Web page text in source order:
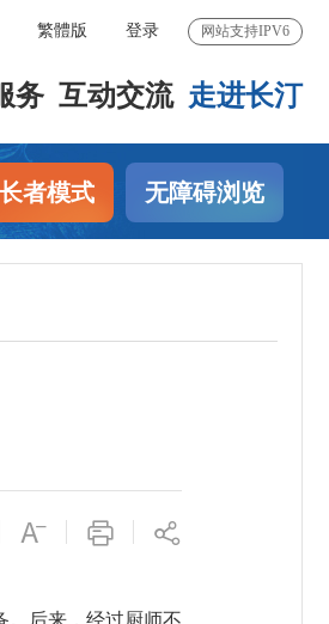
繁體版 登录 网站支持IPV6
务 互动交流 走进长汀
长者模式 无障碍浏览
。后来，经过厨师不